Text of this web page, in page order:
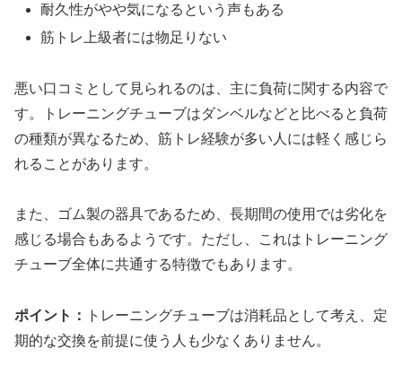
耐久性がやや気になるという声もある
筋トレ上級者には物足りない
悪い口コミとして見られるのは、主に負荷に関する内容で
す。トレーニングチューブはダンベルなどと比べると負荷
の種類が異なるため、筋トレ経験が多い人には軽く感じら
れることがあります。
また、ゴム製の器具であるため、長期間の使用では劣化を
感じる場合もあるようです。ただし、これはトレーニング
チューブ全体に共通する特徴でもあります。
ポイント：
トレーニングチューブは消耗品として考え、定
期的な交換を前提に使う人も少なくありません。